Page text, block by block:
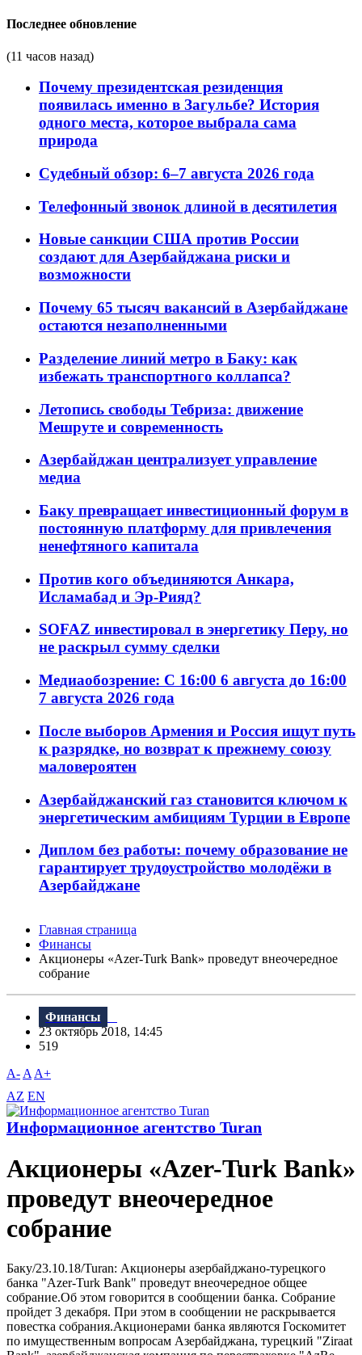
Последнее обновление
(11 часов назад)
Почему президентская резиденция
появилась именно в Загульбе? История
одного места, которое выбрала сама
природа
Судебный обзор: 6–7 августа 2026 года
Телефонный звонок длиной в десятилетия
Новые санкции США против России
создают для Азербайджана риски и
возможности
Почему 65 тысяч вакансий в Азербайджане
остаются незаполненными
Разделение линий метро в Баку: как
избежать транспортного коллапса?
Летопись свободы Тебриза: движение
Мешруте и современность
Азербайджан централизует управление
медиа
Баку превращает инвестиционный форум в
постоянную платформу для привлечения
ненефтяного капитала
Против кого объединяются Анкара,
Исламабад и Эр-Рияд?
SOFAZ инвестировал в энергетику Перу, но
не раскрыл сумму сделки
Медиаобозрение: С 16:00 6 августа до 16:00
7 августа 2026 года
После выборов Армения и Россия ищут путь
к разрядке, но возврат к прежнему союзу
маловероятен
Азербайджанский газ становится ключом к
энергетическим амбициям Турции в Европе
Диплом без работы: почему образование не
гарантирует трудоустройство молодёжи в
Азербайджане
Главная страница
Финансы
Акционеры «Azer-Turk Bank» проведут внеочередное
собрание
Финансы
23 октябрь 2018, 14:45
519
A- A A+
AZ EN
Информационное агентство Turan
Акционеры «Azer-Turk Bank»
проведут внеочередное
собрание
Баку/23.10.18/Turan: Акционеры азербайджано-турецкого
банка "Azer-Turk Bank" проведут внеочередное общее
собрание.Об этом говорится в сообщении банка. Собрание
пройдет 3 декабря. При этом в сообщении не раскрывается
повестка собрания.Акционерами банка являются Госкомитет
по имущественным вопросам Азербайджана, турецкий "Ziraat